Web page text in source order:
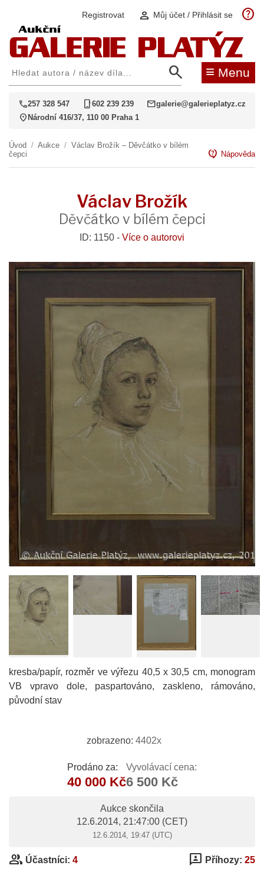
Registrovat person Můj účet / Přihlásit se help
search ≡ Menu
call257 328 547 phone_iphone602 239 239 mailgalerie@galerieplatyz.cz
location_on Národní 416/37, 110 00 Praha 1
Úvod / Aukce / Václav Brožík – Děvčátko v bílém
čepci
contact_support Nápověda
Václav Brožík
Děvčátko v bílém čepci
ID: 1150 - Více o autorovi
kresba/papír, rozměr ve výřezu 40,5 x 30,5 cm, monogram
VB vpravo dole, paspartováno, zaskleno, rámováno,
původní stav
zobrazeno: 4402x
Prodáno za:
40 000 Kč
Vyvolávací cena:
6 500 Kč
Aukce skončila
12.6.2014, 21:47:00 (CET)
12.6.2014, 19:47 (UTC)
group Účastníci: 4 3p Příhozy: 25